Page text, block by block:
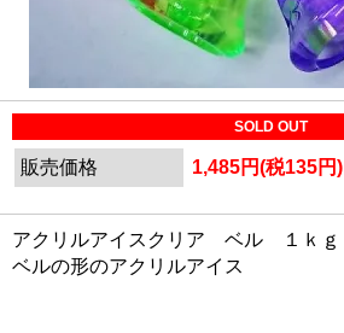
SOLD OUT
販売価格 1,485円(税135円)
アクリルアイスクリア ベル １ｋｇ
ベルの形のアクリルアイス